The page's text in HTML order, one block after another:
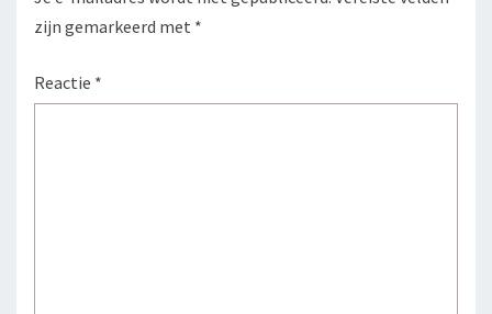
zijn gemarkeerd met *
Reactie *